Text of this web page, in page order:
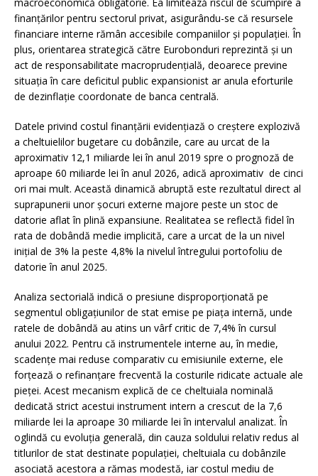
finanțărilor pentru sectorul privat, asigurându-se că resursele
financiare interne rămân accesibile companiilor și populației. În
plus, orientarea strategică către Eurobonduri reprezintă și un
act de responsabilitate macroprudențială, deoarece previne
situația în care deficitul public expansionist ar anula eforturile
de dezinflație coordonate de banca centrală.
Datele privind costul finanțării evidențiază o creștere explozivă
a cheltuielilor bugetare cu dobânzile, care au urcat de la
aproximativ 12,1 miliarde lei în anul 2019 spre o prognoză de
aproape 60 miliarde lei în anul 2026, adică aproximativ de cinci
ori mai mult. Această dinamică abruptă este rezultatul direct al
suprapunerii unor șocuri externe majore peste un stoc de
datorie aflat în plină expansiune. Realitatea se reflectă fidel în
rata de dobândă medie implicită, care a urcat de la un nivel
inițial de 3% la peste 4,8% la nivelul întregului portofoliu de
datorie în anul 2025.
Analiza sectorială indică o presiune disproporționată pe
segmentul obligațiunilor de stat emise pe piața internă, unde
ratele de dobândă au atins un vârf critic de 7,4% în cursul
anului 2022. Pentru că instrumentele interne au, în medie,
scadențe mai reduse comparativ cu emisiunile externe, ele
forțează o refinanțare frecventă la costurile ridicate actuale ale
pieței. Acest mecanism explică de ce cheltuiala nominală
dedicată strict acestui instrument intern a crescut de la 7,6
miliarde lei la aproape 30 miliarde lei în intervalul analizat. În
oglindă cu evoluția generală, din cauza soldului relativ redus al
titlurilor de stat destinate populației, cheltuiala cu dobânzile
asociată acestora a rămas modestă, iar costul mediu de